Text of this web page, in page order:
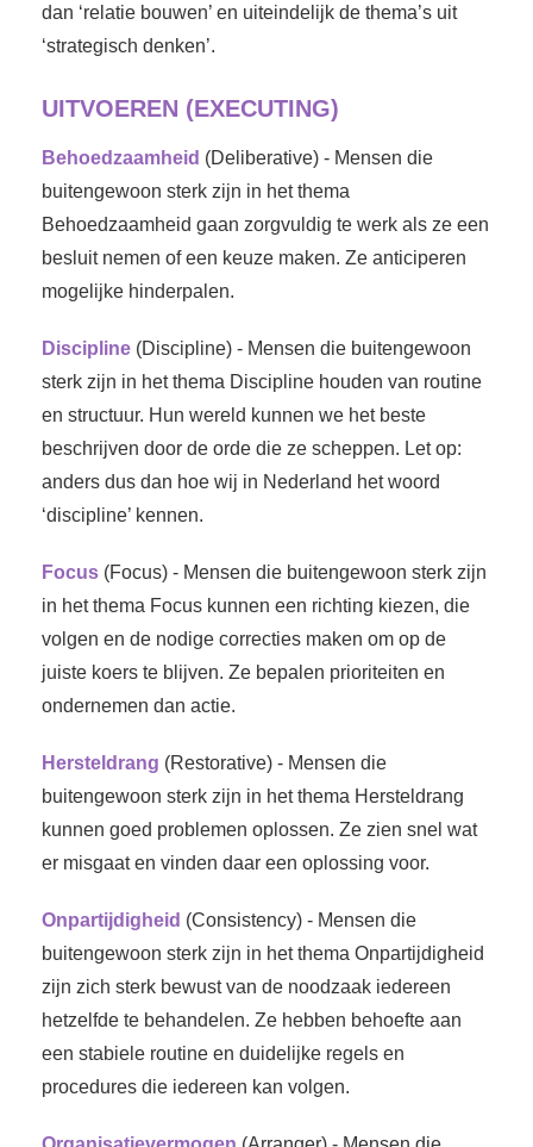
dan ‘relatie bouwen’ en uiteindelijk de thema’s uit
‘strategisch denken’.
UITVOEREN (EXECUTING)
Behoedzaamheid (Deliberative) - Mensen die
buitengewoon sterk zijn in het thema
Behoedzaamheid gaan zorgvuldig te werk als ze een
besluit nemen of een keuze maken. Ze anticiperen
mogelijke hinderpalen.
Discipline (Discipline) - Mensen die buitengewoon
sterk zijn in het thema Discipline houden van routine
en structuur. Hun wereld kunnen we het beste
beschrijven door de orde die ze scheppen. Let op:
anders dus dan hoe wij in Nederland het woord
‘discipline’ kennen.
Focus (Focus) - Mensen die buitengewoon sterk zijn
in het thema Focus kunnen een richting kiezen, die
volgen en de nodige correcties maken om op de
juiste koers te blijven. Ze bepalen prioriteiten en
ondernemen dan actie.
Hersteldrang (Restorative) - Mensen die
buitengewoon sterk zijn in het thema Hersteldrang
kunnen goed problemen oplossen. Ze zien snel wat
er misgaat en vinden daar een oplossing voor.
Onpartijdigheid (Consistency) - Mensen die
buitengewoon sterk zijn in het thema Onpartijdigheid
zijn zich sterk bewust van de noodzaak iedereen
hetzelfde te behandelen. Ze hebben behoefte aan
een stabiele routine en duidelijke regels en
procedures die iedereen kan volgen.